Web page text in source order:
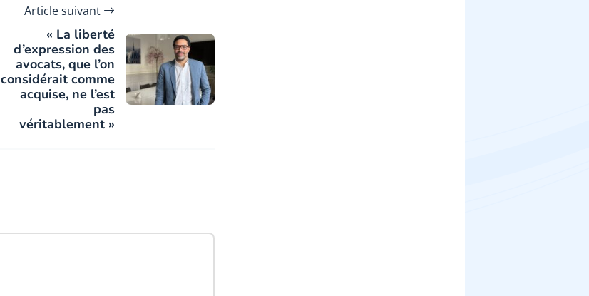
Article suivant
« La liberté
d’expression des
avocats, que l’on
considérait comme
acquise, ne l’est
pas
véritablement »